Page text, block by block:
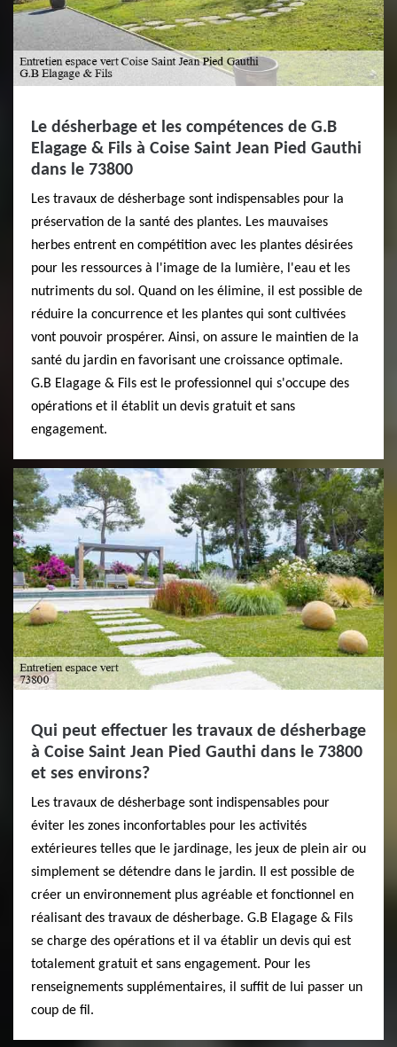
Le désherbage et les compétences de G.B
Elagage & Fils à Coise Saint Jean Pied Gauthi
dans le 73800
Les travaux de désherbage sont indispensables pour la
préservation de la santé des plantes. Les mauvaises
herbes entrent en compétition avec les plantes désirées
pour les ressources à l'image de la lumière, l'eau et les
nutriments du sol. Quand on les élimine, il est possible de
réduire la concurrence et les plantes qui sont cultivées
vont pouvoir prospérer. Ainsi, on assure le maintien de la
santé du jardin en favorisant une croissance optimale.
G.B Elagage & Fils est le professionnel qui s'occupe des
opérations et il établit un devis gratuit et sans
engagement.
Qui peut effectuer les travaux de désherbage
à Coise Saint Jean Pied Gauthi dans le 73800
et ses environs?
Les travaux de désherbage sont indispensables pour
éviter les zones inconfortables pour les activités
extérieures telles que le jardinage, les jeux de plein air ou
simplement se détendre dans le jardin. Il est possible de
créer un environnement plus agréable et fonctionnel en
réalisant des travaux de désherbage. G.B Elagage & Fils
se charge des opérations et il va établir un devis qui est
totalement gratuit et sans engagement. Pour les
renseignements supplémentaires, il suffit de lui passer un
coup de fil.